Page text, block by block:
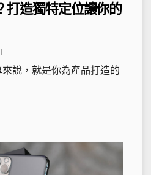
打造獨特定位讓你的
說，就是你為產品打造的